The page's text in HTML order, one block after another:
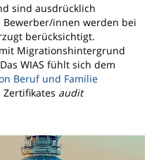
sind ausdrücklich
innen werden bei
berücksichtigt.
Migrationshintergrund
WIAS fühlt sich dem
Beruf und Familie
audit